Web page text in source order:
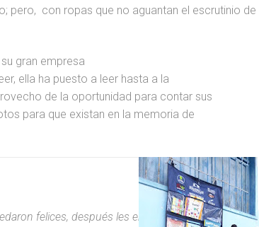
pero, con ropas que no aguantan el escrutinio de
gran empresa
ella ha puesto a leer hasta a la
de la oportunidad para contar sus
para que existan en la memoria de
felices, después les entregué